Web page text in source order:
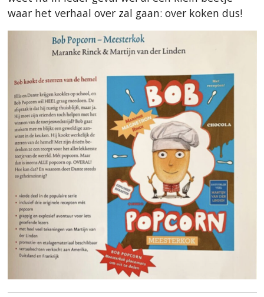
waar het verhaal over zal gaan: over koken dus!